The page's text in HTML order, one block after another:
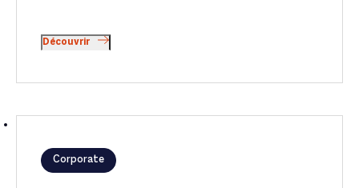
Découvrir
Corporate